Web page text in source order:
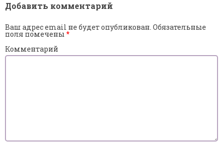
Добавить комментарий
Ваш адрес email не будет опубликован. Обязательные
поля помечены *
Комментарий